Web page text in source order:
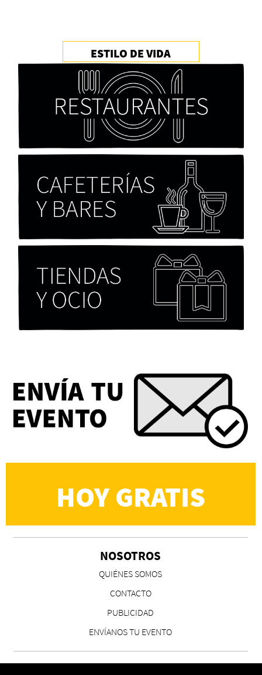
Cocaína Negra de Cristóbal Valenzuela Berríos
Paloma Pulisci
Chicas tristes de Fernanda Tovar
Eva Valero Juan: "Una mirada que construía un
universo donde lo único verdaderamente
importante eran los amigos y la literatura"
Martín Carrasco
CS, de José María Salazar
Invitadxs EnLima
ESTILO DE VIDA
HOY GRATIS
NOSOTROS
QUIÉNES SOMOS
CONTACTO
PUBLICIDAD
ENVÍANOS TU EVENTO